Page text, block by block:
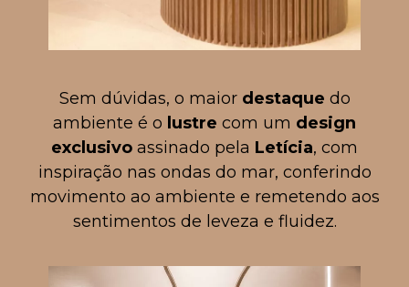
Sem dúvidas, o maior destaque do
ambiente é o lustre com um design
exclusivo assinado pela Letícia, com
inspiração nas ondas do mar, conferindo
movimento ao ambiente e remetendo aos
sentimentos de leveza e fluidez.